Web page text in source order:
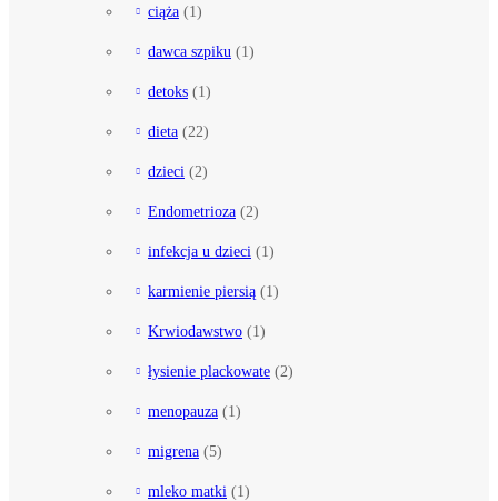
ciąża (1)
dawca szpiku (1)
detoks (1)
dieta (22)
dzieci (2)
Endometrioza (2)
infekcja u dzieci (1)
karmienie piersią (1)
Krwiodawstwo (1)
łysienie plackowate (2)
menopauza (1)
migrena (5)
mleko matki (1)